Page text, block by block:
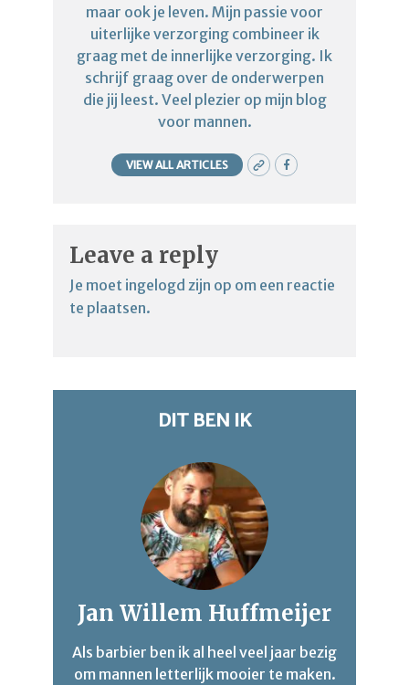
maar ook je leven. Mijn passie voor
uiterlijke verzorging combineer ik
graag met de innerlijke verzorging. Ik
schrijf graag over de onderwerpen
die jij leest. Veel plezier op mijn blog
voor mannen.
VIEW ALL ARTICLES
Leave a reply
Je moet ingelogd zijn op om een reactie
te plaatsen.
DIT BEN IK
Jan Willem Huffmeijer
Als barbier ben ik al heel veel jaar bezig
om mannen letterlijk mooier te maken.